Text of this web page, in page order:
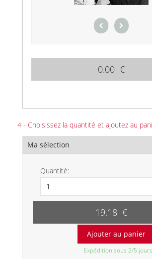
0.00 €
4 - Choisissez la quantité et ajoutez au
Ma sélection
Quantité:
19.18 €
Expédition sous 2/5